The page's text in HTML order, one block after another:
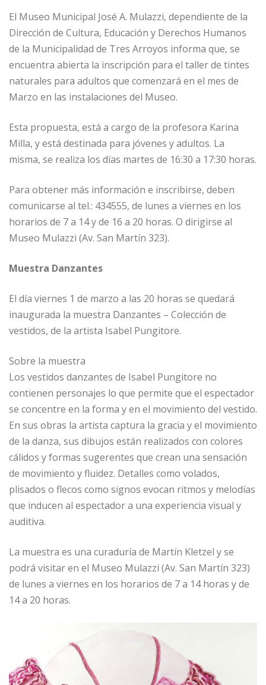
El Museo Municipal José A. Mulazzi, dependiente de la
Dirección de Cultura, Educación y Derechos Humanos
de la Municipalidad de Tres Arroyos informa que, se
encuentra abierta la inscripción para el taller de tintes
naturales para adultos que comenzará en el mes de
Marzo en las instalaciones del Museo.
Esta propuesta, está a cargo de la profesora Karina
Milla, y está destinada para jóvenes y adultos. La
misma, se realiza los días martes de 16:30 a 17:30 horas.
Para obtener más información e inscribirse, deben
comunicarse al tel.: 434555, de lunes a viernes en los
horarios de 7 a 14 y de 16 a 20 horas. O dirigirse al
Museo Mulazzi (Av. San Martín 323).
Muestra Danzantes
El día viernes 1 de marzo a las 20 horas se quedará
inaugurada la muestra Danzantes – Colección de
vestidos, de la artista Isabel Pungitore.
Sobre la muestra
Los vestidos danzantes de Isabel Pungitore no
contienen personajes lo que permite que el espectador
se concentre en la forma y en el movimiento del vestido.
En sus obras la artista captura la gracia y el movimiento
de la danza, sus dibujos están realizados con colores
cálidos y formas sugerentes que crean una sensación
de movimiento y fluidez. Detalles como volados,
plisados o flecos como signos evocan ritmos y melodías
que inducen al espectador a una experiencia visual y
auditiva.
La muestra es una curaduría de Martín Kletzel y se
podrá visitar en el Museo Mulazzi (Av. San Martín 323)
de lunes a viernes en los horarios de 7 a 14 horas y de
14 a 20 horas.